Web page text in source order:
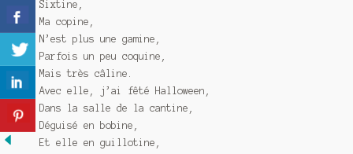
Sixtine,
Ma copine,
N’est plus une gamine,
Parfois un peu coquine,
Mais très câline.
Avec elle, j’ai fêté Halloween,
Dans la salle de la cantine,
Déguisé en bobine,
Et elle en guillotine,